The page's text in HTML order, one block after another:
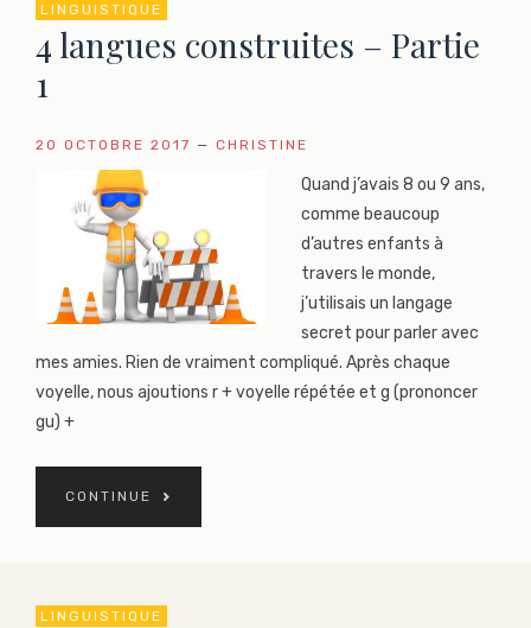
LINGUISTIQUE
4 langues construites – Partie
1
20 OCTOBRE 2017 — CHRISTINE
Quand j’avais 8 ou 9 ans,
comme beaucoup
d’autres enfants à
travers le monde,
j’utilisais un langage
secret pour parler avec
mes amies. Rien de vraiment compliqué. Après chaque
voyelle, nous ajoutions r + voyelle répétée et g (prononcer
gu) +
CONTINUE
LINGUISTIQUE